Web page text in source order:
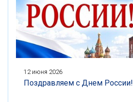
12 июня 2026
Поздравляем с Днем России!